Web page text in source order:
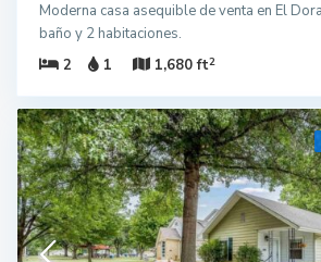
Moderna casa asequible de venta en El
baño y 2 habitaciones.
2
1 1,680 ft2